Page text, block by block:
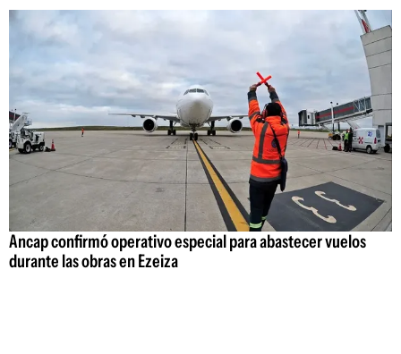
Ancap confirmó operativo especial para abastecer vuelos
durante las obras en Ezeiza